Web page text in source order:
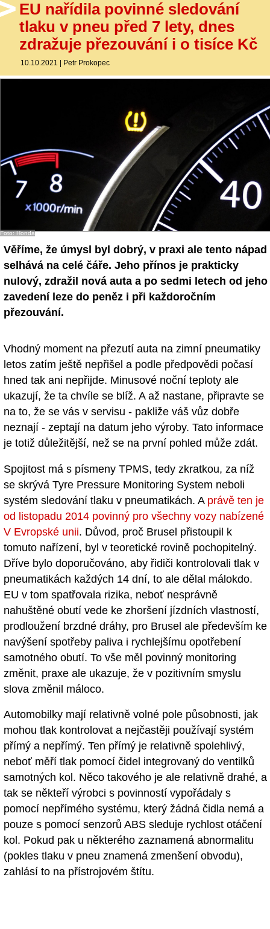
EU nařídila povinné sledování
tlaku v pneu před 7 lety, dnes
zdražuje přezouvání i o tisíce Kč
10.10.2021 | Petr Prokopec
Foto: Honda
Věříme, že úmysl byl dobrý, v praxi ale tento nápad
selhává na celé čáře. Jeho přínos je prakticky
nulový, zdražil nová auta a po sedmi letech od jeho
zavedení leze do peněz i při každoročním
přezouvání.
Vhodný moment na přezutí auta na zimní pneumatiky
letos zatím ještě nepřišel a podle předpovědi počasí
hned tak ani nepřijde. Minusové noční teploty ale
ukazují, že ta chvíle se blíž. A až nastane, připravte se
na to, že se vás v servisu - pakliže váš vůz dobře
neznají - zeptají na datum jeho výroby. Tato informace
je totiž důležitější, než se na první pohled může zdát.
Spojitost má s písmeny TPMS, tedy zkratkou, za níž
se skrývá Tyre Pressure Monitoring System neboli
systém sledování tlaku v pneumatikách. A právě ten je
od listopadu 2014 povinný pro všechny vozy nabízené
V Evropské unii. Důvod, proč Brusel přistoupil k
tomuto nařízení, byl v teoretické rovině pochopitelný.
Dříve bylo doporučováno, aby řidiči kontrolovali tlak v
pneumatikách každých 14 dní, to ale dělal málokdo.
EU v tom spatřovala rizika, neboť nesprávně
nahuštěné obutí vede ke zhoršení jízdních vlastností,
prodloužení brzdné dráhy, pro Brusel ale především ke
navýšení spotřeby paliva i rychlejšímu opotřebení
samotného obutí. To vše měl povinný monitoring
změnit, praxe ale ukazuje, že v pozitivním smyslu
slova změnil máloco.
Automobilky mají relativně volné pole působnosti, jak
mohou tlak kontrolovat a nejčastěji používají systém
přímý a nepřímý. Ten přímý je relativně spolehlivý,
neboť měří tlak pomocí čidel integrovaný do ventilků
samotných kol. Něco takového je ale relativně drahé, a
tak se někteří výrobci s povinností vypořádaly s
pomocí nepřímého systému, který žádná čidla nemá a
pouze s pomocí senzorů ABS sleduje rychlost otáčení
kol. Pokud pak u některého zaznamená abnormalitu
(pokles tlaku v pneu znamená zmenšení obvodu),
zahlásí to na přístrojovém štítu.